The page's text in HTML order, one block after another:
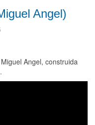
Angel)
Angel, construida